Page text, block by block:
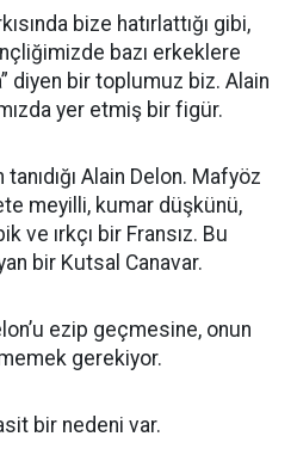
bize hatırlattığı gibi,
bazı erkeklere
diyen bir toplumuz biz. Alain
yer etmiş bir figür.
Alain Delon. Mafyöz
meyilli, kumar düşkünü,
ve ırkçı bir Fransız. Bu
bir Kutsal Canavar.
ezip geçmesine, onun
gerekiyor.
bir nedeni var.